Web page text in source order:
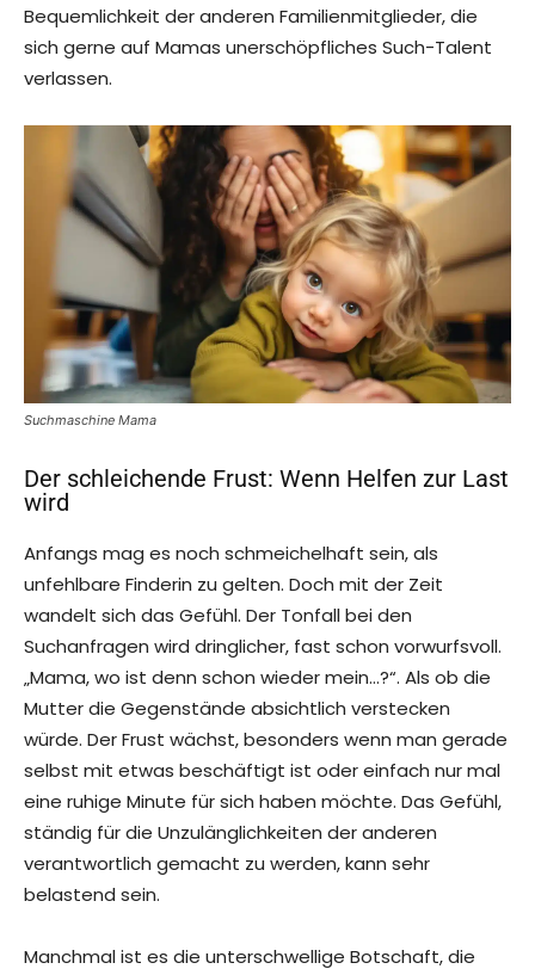
Bequemlichkeit der anderen Familienmitglieder, die
sich gerne auf Mamas unerschöpfliches Such-Talent
verlassen.
Suchmaschine Mama
Der schleichende Frust: Wenn Helfen zur Last
wird
Anfangs mag es noch schmeichelhaft sein, als
unfehlbare Finderin zu gelten. Doch mit der Zeit
wandelt sich das Gefühl. Der Tonfall bei den
Suchanfragen wird dringlicher, fast schon vorwurfsvoll.
„Mama, wo ist denn schon wieder mein…?“. Als ob die
Mutter die Gegenstände absichtlich verstecken
würde. Der Frust wächst, besonders wenn man gerade
selbst mit etwas beschäftigt ist oder einfach nur mal
eine ruhige Minute für sich haben möchte. Das Gefühl,
ständig für die Unzulänglichkeiten der anderen
verantwortlich gemacht zu werden, kann sehr
belastend sein.
Manchmal ist es die unterschwellige Botschaft, die